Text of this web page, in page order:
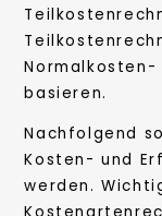
Normalkosten-
basieren.
Nachfolgend
Kosten- und
werden.